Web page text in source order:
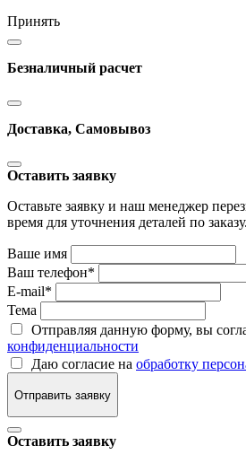
Принять
Безналичный расчет
Доставка, Самовывоз
Оставить заявку
Оставьте заявку и наш менеджер
время для уточнения деталей по заказу.
Ваше имя
Ваш телефон*
E-mail*
Тема
Отправляя данную форму, вы
конфиденциальности
Даю согласие на обработку
Отправить заявку
Оставить заявку